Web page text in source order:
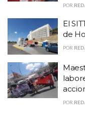
costado del Puente la
De acuerdo con los
cortantes, por lo que la
principal línea de
ultimado con un arma
aunque todavía se
POR
El
de
POR
POR